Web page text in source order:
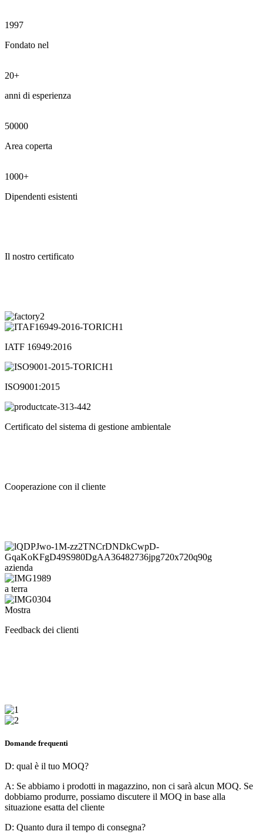
1997
Fondato nel
20+
anni di esperienza
50000
Area coperta
1000+
Dipendenti esistenti
Il nostro certificato
IATF 16949:2016
ISO9001:2015
Certificato del sistema di gestione ambientale
Cooperazione con il cliente
azienda
a terra
Mostra
Feedback dei clienti
Domande frequenti
D: qual è il tuo MOQ?
A: Se abbiamo i prodotti in magazzino, non ci sarà alcun MOQ. Se
dobbiamo produrre, possiamo discutere il MOQ in base alla
situazione esatta del cliente
D: Quanto dura il tempo di consegna?